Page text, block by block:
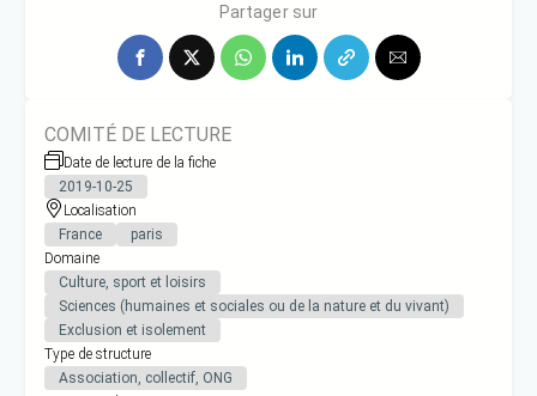
Partager sur
COMITÉ DE LECTURE
Date de lecture de la fiche
2019-10-25
Localisation
France
paris
Domaine
Culture, sport et loisirs
Sciences (humaines et sociales ou de la nature et du vivant)
Exclusion et isolement
Type de structure
Association, collectif, ONG